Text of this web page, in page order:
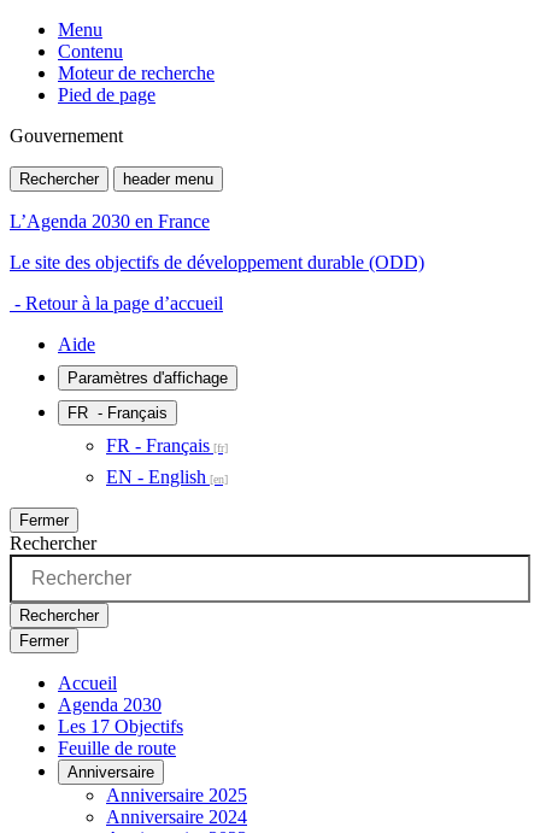
Menu
Contenu
Moteur de recherche
Pied de page
Gouvernement
Rechercher header menu
L’Agenda 2030 en France
Le site des objectifs de développement durable (ODD)
- Retour à la page d’accueil
Aide
Paramètres d'affichage
FR - Français
FR - Français
EN - English
Fermer
Rechercher
Rechercher
Fermer
Accueil
Agenda 2030
Les 17 Objectifs
Feuille de route
Anniversaire
Anniversaire 2025
Anniversaire 2024